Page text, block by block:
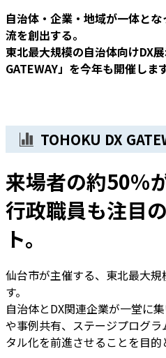
自治体・企業・地域が一体と
流を創出する。
東北最大規模の自治体向けDX
GATEWAY」を今年も開催します
TOHOKU DX
来場者の約50％
行政職員も注目
ト。
仙台市が主催する、東北最大
す。
自治体とDX関連企業が一堂に
や事例共有、ステージプログ
タル化を前進させることを目的